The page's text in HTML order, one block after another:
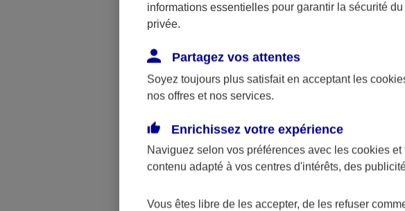
a été victime votre petit-fils
fonctionner.
Quelle assurance ?
La responsabilité civile de la
accidents de la vie) que
informations essentielles pour garantir la sécurité
privée.
Partagez vos attentes
Soyez toujours plus satisfait en acceptant les
nos offres et nos services.
Enrichissez votre expérience
Naviguez selon vos préférences avec les cookies et
contenu adapté à vos centres d'intérêts, des
Vous êtes libre de les accepter, de les refuser